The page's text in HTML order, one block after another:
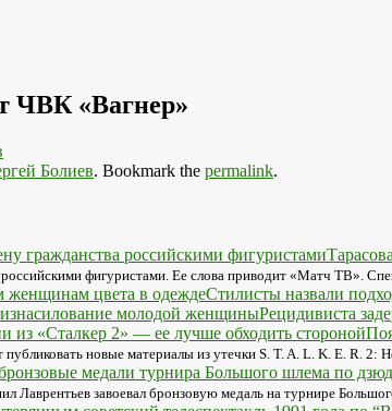
ЧВК «Вагнер»
Болиев. Bookmark the permalink.
российскими фигуристами. Ее слова приводит «Матч ТВ».
Стилисты назвали
Рецидивиста
новые материалы из утечки S. T. A. L. K. E. R.
Лаврентьев завоевал бронзовую медаль на турнире